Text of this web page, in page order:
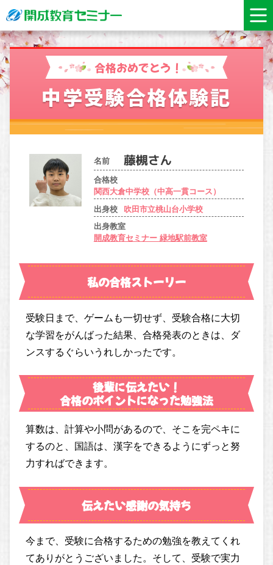
合格おめでとう！
中学受験合格体験記
名前
合格校
関西大倉中学校（中高一貫コース）
出身校
吹田市立桃山台小学校
出身教室
開成教育セミナー 緑地駅前教室
私の合格ストーリー
受験日まで、ゲームも一切せず、受験合格に大切
な学習をがんばった結果、合格発表のときは、ダ
ンスするぐらいうれしかったです。
後輩に伝えたい！
合格のポイントになった勉強法
算数は、計算や小問があるので、そこを完ペキに
するのと、国語は、漢字をできるようにずっと努
力すればできます。
伝えたい感謝の気持ち
今まで、受験に合格するための勉強を教えてくれ
てありがとうございました。そして、受験で実力